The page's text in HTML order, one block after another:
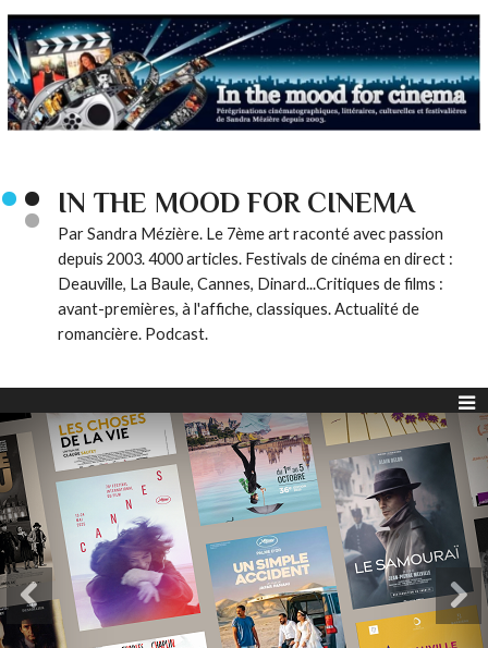
IN THE MOOD FOR CINEMA
Par Sandra Mézière. Le 7ème art raconté avec passion
depuis 2003. 4000 articles. Festivals de cinéma en direct :
Deauville, La Baule, Cannes, Dinard...Critiques de films :
avant-premières, à l'affiche, classiques. Actualité de
romancière. Podcast.